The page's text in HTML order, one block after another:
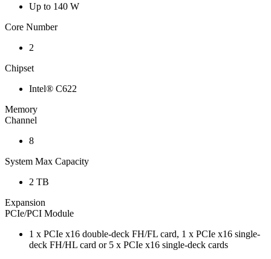
Up to 140 W
Core Number
2
Chipset
Intel® C622
Memory
Channel
8
System Max Capacity
2 TB
Expansion
PCIe/PCI Module
1 x PCIe x16 double-deck FH/FL card, 1 x PCIe x16 single-
deck FH/HL card or 5 x PCIe x16 single-deck cards